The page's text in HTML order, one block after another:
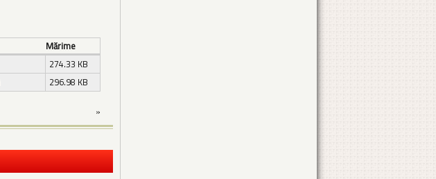
Mărime
274.33 KB
296.98 KB
»